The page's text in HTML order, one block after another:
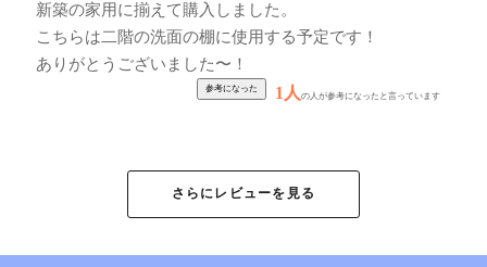
新築の家用に揃えて購入しました。
こちらは二階の洗面の棚に使用する予定です！
ありがとうございました〜！
1人の人が参考になったと言っています
アジアンデザインの
取っ手 陶器のプルノ
ブ(ドアノブ)〔約
★★★★★
さらにレビューを見る